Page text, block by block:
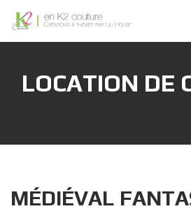
LOCATION DE
MÉDIÉVAL